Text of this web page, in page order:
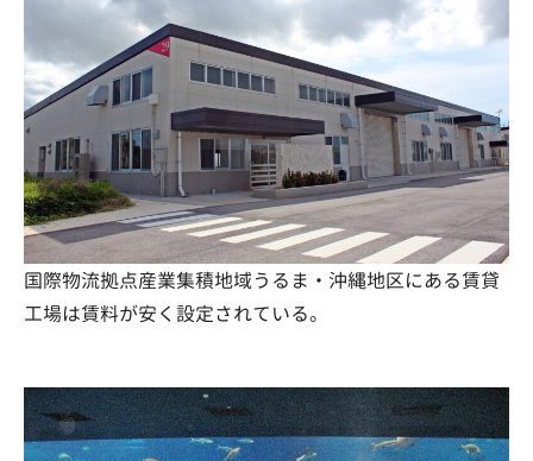
国際物流拠点産業集積地域うるま・沖縄地区にある賃貸
工場は賃料が安く設定されている。